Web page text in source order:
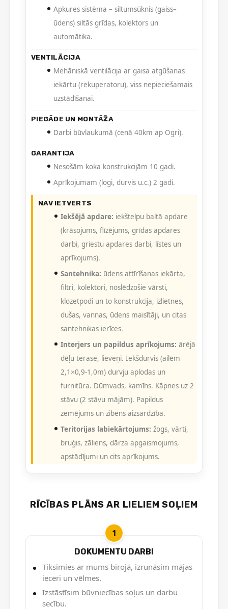
Apkures sistēma – siltumsūknis (gaiss–
ūdens) siltās grīdas, kolektors un
automātika.
VENTILĀCIJA
Mehāniskā ventilācija ar gaisa atgūšanas
iekārtu (rekuperatoru), viss nepieciešamais
uzstādīšanai.
PIEGĀDE UN MONTĀŽA
Darbi būvlaukumā (cenā 40km ap Ogri).
GARANTIJA
Nesošām koka konstrukcijām 10 gadi.
Aprīkojumam (logi, durvis u.c.) 2 gadi.
NAV IETVERTS
Iekšējā apdare: iekštelpu baltā apdare
(krāsojums, flīzējums, grīdas apdares
darbi, griestu apdares darbi, līstes un
aprīkojums).
Santehnika: ūdens attīrīšanas iekārta,
filtri, kolektori, noslēdzošie vārsti,
klozetpodi un to konstrukcija, izlietnes,
dušas, vannas, ūdens maisītāji, un citas
santehnikas ierīces.
Interjers un papildus aprīkojums: ārējā
dēļu terase, lieveņi. Iekšdurvis (ailēm
2,1×0,9-1,0m) durvju aplodas un
furnitūra. Dūmvads, kamīns. Kāpnes uz 2
stāvu (2 stāvu mājām). Papildus
zemējums un zibens aizsardzība.
Teritorijas labiekārtojums: žogs, vārti,
bruģis, zāliens, dārza apgaismojums,
apstādījumi un cits aprīkojums.
RĪCĪBAS PLĀNS AR LIELIEM SOĻIEM
1
DOKUMENTU DARBI
Tiksimies ar mums birojā, izrunāsim mājas
ieceri un vēlmes.
Izstāstīsim būvniecības soļus un darbu
secību.